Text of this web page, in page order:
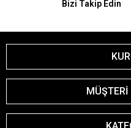
Bizi Takip Edin